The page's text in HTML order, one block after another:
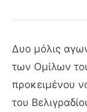
Δυο μόλις
των Ομίλων
προκειμένου
του